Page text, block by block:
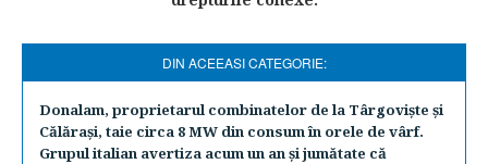
DIN ACEEASI CATEGORIE:
Donalam, proprietarul combinatelor de la Târgovişte şi
Călăraşi, taie circa 8 MW din consum în orele de vârf.
Grupul italian avertiza acum un an şi jumătate că